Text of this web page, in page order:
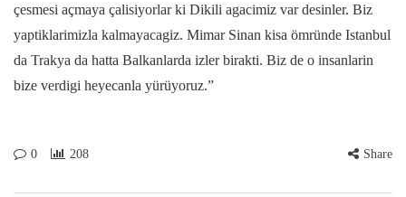
çesmesi açmaya çalisiyorlar ki Dikili agacimiz var desinler. Biz
yaptiklarimizla kalmayacagiz. Mimar Sinan kisa ömründe Istanbul
da Trakya da hatta Balkanlarda izler birakti. Biz de o insanlarin
bize verdigi heyecanla yürüyoruz.”
0 208 Share